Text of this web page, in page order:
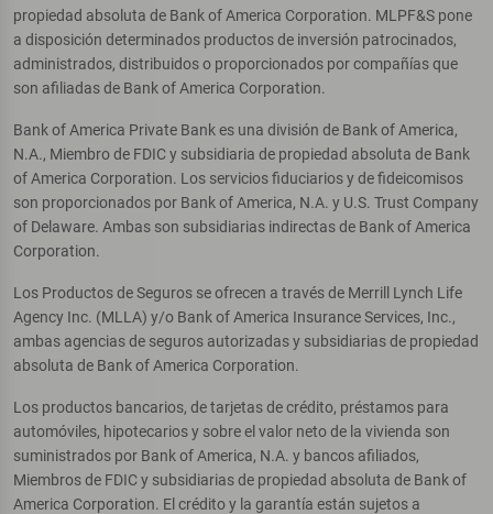
propiedad absoluta de Bank of America Corporation. MLPF&S pone
a disposición determinados productos de inversión patrocinados,
administrados, distribuidos o proporcionados por compañías que
son afiliadas de Bank of America Corporation.
Bank of America Private Bank es una división de Bank of America,
N.A., Miembro de FDIC y subsidiaria de propiedad absoluta de Bank
of America Corporation. Los servicios fiduciarios y de fideicomisos
son proporcionados por Bank of America, N.A. y U.S. Trust Company
of Delaware. Ambas son subsidiarias indirectas de Bank of America
Corporation.
Los Productos de Seguros se ofrecen a través de Merrill Lynch Life
Agency Inc. (MLLA) y/o Bank of America Insurance Services, Inc.,
ambas agencias de seguros autorizadas y subsidiarias de propiedad
absoluta de Bank of America Corporation.
Los productos bancarios, de tarjetas de crédito, préstamos para
automóviles, hipotecarios y sobre el valor neto de la vivienda son
suministrados por Bank of America, N.A. y bancos afiliados,
Miembros de FDIC y subsidiarias de propiedad absoluta de Bank of
America Corporation. El crédito y la garantía están sujetos a